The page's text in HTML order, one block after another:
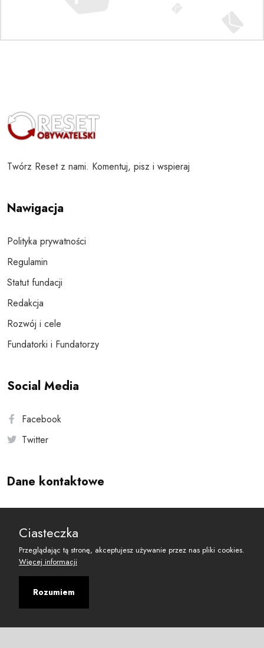
Twórz Reset z nami. Komentuj, pisz i wspieraj
Nawigacja
Polityka prywatności
Regulamin
Statut fundacji
Redakcja
Rozwój i cele
Fundatorki i Fundatorzy
Social Media
Facebook
Twitter
Dane kontaktowe
reset@resetobywatelski.pl
Ciasteczka
Przeglądając tą stronę, akceptujesz używanie przez nas pliki cookies.
Więcej informacji
Rozumiem